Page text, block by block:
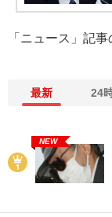
「ニュース」記
最新 24
NEW